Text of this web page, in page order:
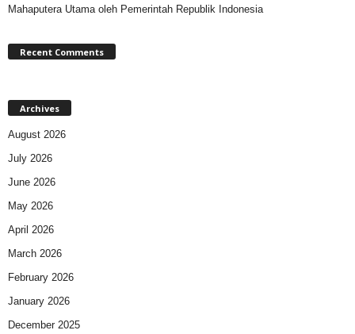
Mahaputera Utama oleh Pemerintah Republik Indonesia
Recent Comments
Archives
August 2026
July 2026
June 2026
May 2026
April 2026
March 2026
February 2026
January 2026
December 2025